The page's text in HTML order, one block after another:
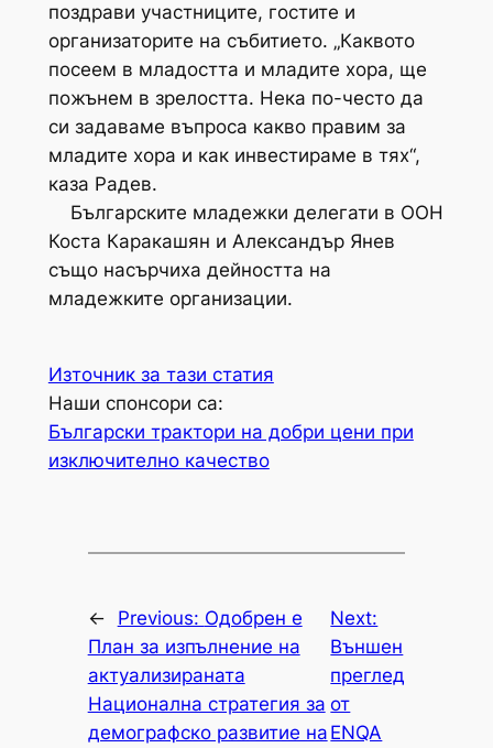
поздрави участниците, гостите и
организаторите на събитието. „Каквото
посеем в младостта и младите хора, ще
пожънем в зрелостта. Нека по-често да
си задаваме въпроса какво правим за
младите хора и как инвестираме в тях“,
каза Радев.
Българските младежки делегати в ООН
Коста Каракашян и Александър Янев
също насърчиха дейността на
младежките организации.
Източник за тази статия
Наши спонсори са:
Български трактори на добри цени при
изключително качество
← Previous: Одобрен е
План за изпълнение на
актуализираната
Национална стратегия за
демографско развитие на
Next:
Външен
преглед
от
ENQA